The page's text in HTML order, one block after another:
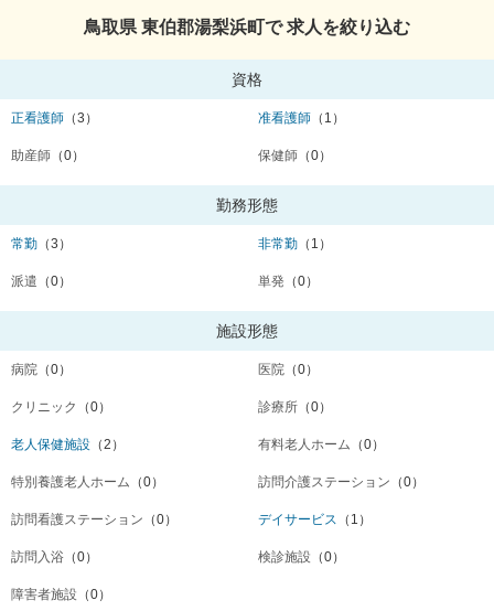
鳥取県 東伯郡湯梨浜町で 求人を絞り込む
資格
正看護師 （3） 准看護師 （1）
助産師 （0） 保健師 （0）
勤務形態
常勤 （3） 非常勤 （1）
派遣 （0） 単発 （0）
施設形態
病院 （0） 医院 （0）
クリニック （0） 診療所 （0）
老人保健施設 （2） 有料老人ホーム （0）
特別養護老人ホーム （0） 訪問介護ステーション （0）
訪問看護ステーション （0） デイサービス （1）
訪問入浴 （0） 検診施設 （0）
障害者施設 （0）